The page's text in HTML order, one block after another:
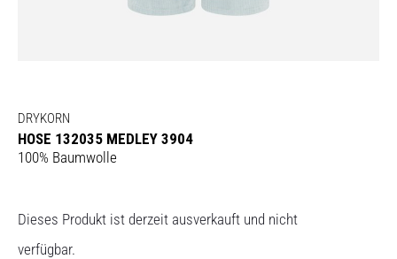
DRYKORN
HOSE 132035 MEDLEY 3904
100% Baumwolle
Dieses Produkt ist derzeit ausverkauft und nicht
verfügbar.